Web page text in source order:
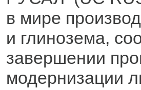
в мире
и глинозема,
завершении
модернизации